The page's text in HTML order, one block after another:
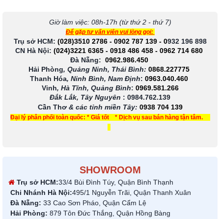
Giờ làm việc: 08h-17h (từ thứ 2 - thứ 7)
Để gặp tư vấn viên vui lòng gọi:
Trụ sở HCM: (028)3510 2786 - 0902 787 139- 0932 196 898
CN Hà Nội: (024)3221 6365 - 0918 486 458 - 0962 714 680
Đà Nẵng: 0962.986.450
Hải Phòng, Quảng Ninh, Thái Bình: 0868.227775
Thanh Hóa, Ninh Bình, Nam Định: 0963.040.460
Vinh, Hà Tĩnh, Quảng Bình: 0969.581.266
Đắk Lắk, Tây Nguyên : 0984.762.139
Cần Thơ & các tỉnh miền Tây: 0938 704 139
Đại lý phân phối toàn quốc: * Giá tốt * Dịch vụ sau bán hàng tận tâm.
SHOWROOM
Trụ sở HCM:33/4 Bùi Đình Túy, Quận Bình Thạnh
Chi Nhánh Hà Nội:495/1 Nguyễn Trãi, Quận Thanh Xuân
Đà Nẵng: 33 Cao Sơn Pháo, Quận Cẩm Lệ
Hải Phòng: 879 Tôn Đức Thắng, Quận Hồng Bàng